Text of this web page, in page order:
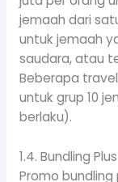
jemaah dari
untuk jemaah
saudara, atau
Beberapa
untuk grup 10
berlaku).
1.4. Bundling
Promo bundling